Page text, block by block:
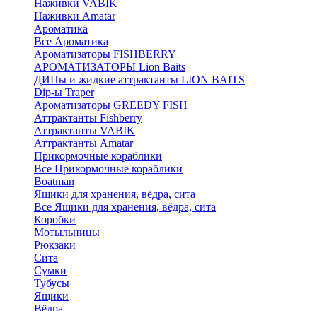
Наживки VABIK
Наживки Amatar
Ароматика
Все Ароматика
Ароматизаторы FISHBERRY
АРОМАТИЗАТОРЫ Lion Baits
ДИПы и жидкие аттрактанты LION BAITS
Dip-ы Traper
Ароматизаторы GREEDY FISH
Аттрактанты Fishberry
Аттрактанты VABIK
Аттрактанты Amatar
Прикормочные кораблики
Все Прикормочные кораблики
Boatman
Ящики для хранения, вёдра, сита
Все Ящики для хранения, вёдра, сита
Коробки
Мотыльницы
Рюкзаки
Сита
Сумки
Тубусы
Ящики
Вёдра